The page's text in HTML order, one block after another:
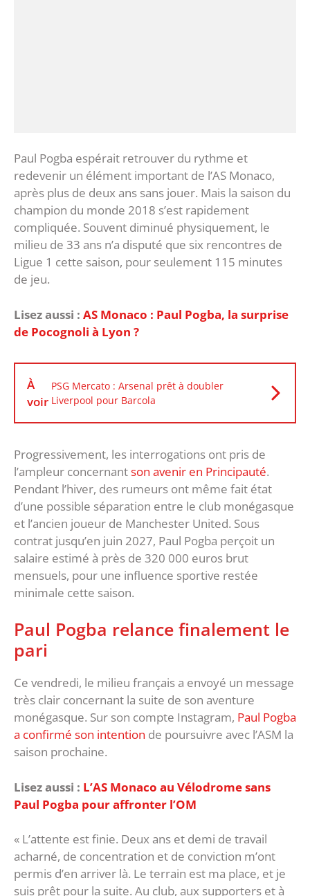
Paul Pogba espérait retrouver du rythme et
redevenir un élément important de l’AS Monaco,
après plus de deux ans sans jouer. Mais la saison du
champion du monde 2018 s’est rapidement
compliquée. Souvent diminué physiquement, le
milieu de 33 ans n’a disputé que six rencontres de
Ligue 1 cette saison, pour seulement 115 minutes
de jeu.
Lisez aussi : AS Monaco : Paul Pogba, la surprise
de Pocognoli à Lyon ?
À
voir
PSG Mercato : Arsenal prêt à doubler
Liverpool pour Barcola
Progressivement, les interrogations ont pris de
l’ampleur concernantson avenir en Principauté.
Pendant l’hiver, des rumeurs ont même fait état
d’une possible séparation entre le club monégasque
et l’ancien joueur de Manchester United. Sous
contrat jusqu’en juin 2027, Paul Pogba perçoit un
salaire estimé à près de 320 000 euros brut
mensuels, pour une influence sportive restée
minimale cette saison.
Paul Pogba relance finalement le
pari
Ce vendredi, le milieu français a envoyé un message
très clair concernant la suite de son aventure
monégasque. Sur son compte Instagram, Paul Pogba
a confirmé son intention de poursuivre avec l’ASM la
saison prochaine.
Lisez aussi : L’AS Monaco au Vélodrome sans
Paul Pogba pour affronter l’OM
« L’attente est finie. Deux ans et demi de travail
acharné, de concentration et de conviction m’ont
permis d’en arriver là. Le terrain est ma place, et je
suis prêt pour la suite. Au club, aux supporters et à